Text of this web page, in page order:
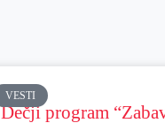
VESTI
Dečji program